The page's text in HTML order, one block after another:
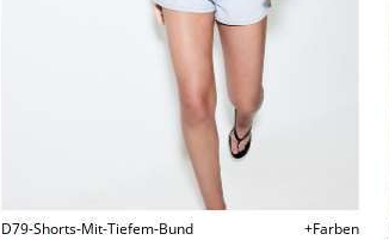
D79-Shorts-Mit-Tiefem-Bund
+Farben